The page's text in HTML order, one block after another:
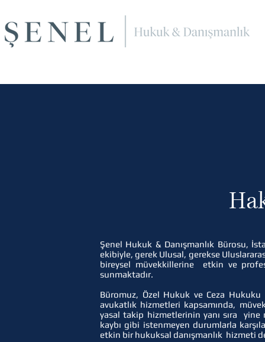
Şenel Hukuk & Danışmanlık Bürosu,
ekibiyle, gerek Ulusal, gerekse
bireysel müvekkillerine etkin ve
sunmaktadır.
Büromuz, Özel Hukuk ve Ceza
avukatlık hizmetleri kapsamında,
yasal takip hizmetlerinin yanı sıra
kaybı gibi istenmeyen durumlarla
etkin bir hukuksal danışmanlık hizmeti